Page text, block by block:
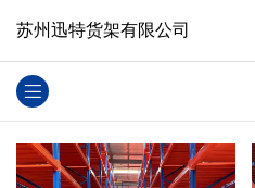
苏州迅特货架有限公司